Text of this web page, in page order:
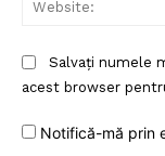
Salvați numele
acest browser
Notifică-mă prin